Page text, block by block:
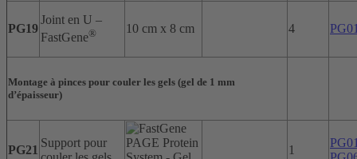
PG19
Joint en U –
FastGene® 10 cm x 8 cm 4
Montage à pinces pour couler les gels (gel de 1 mm
d’épaisseur)
PG21
Support pour
1